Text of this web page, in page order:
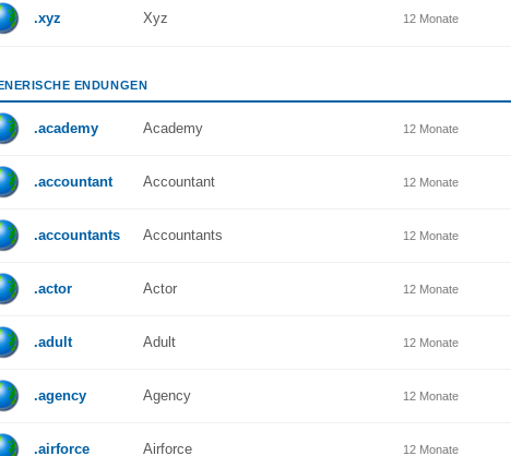
.xyz Xyz 12 Monate
ENDUNGEN
.academy Academy 12 Monate
.accountant Accountant 12 Monate
.accountants Accountants 12 Monate
.actor Actor 12 Monate
.adult Adult 12 Monate
.agency Agency 12 Monate
.airforce Airforce 12 Monate